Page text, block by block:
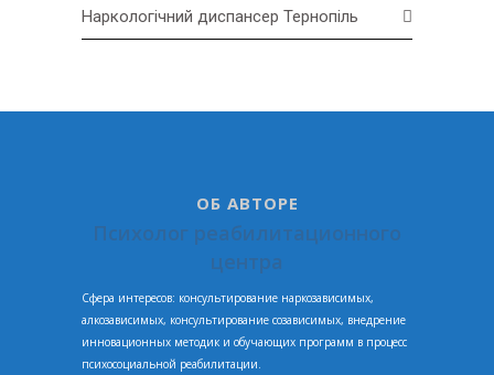
Наркологічний диспансер Тернопіль
ОБ АВТОРЕ
Психолог реабилитационного
центра
Сфера интересов: консультирование наркозависимых,
алкозависимых, консультирование созависимых, внедрение
инновационных методик и обучающих программ в процесс
психосоциальной реабилитации.